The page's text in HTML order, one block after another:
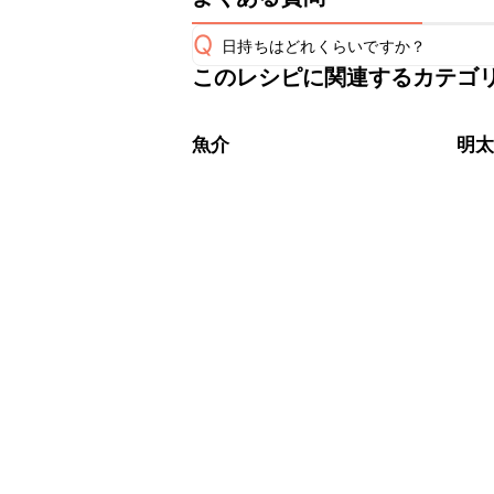
Q 日持ちはどれくらいですか？
保存期間は冷蔵で翌日中が目安です
※日持ちは目安です。
このレシピに関連するカテゴ
魚介 明